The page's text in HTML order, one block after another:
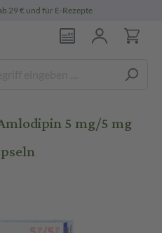
29 € und für E-Rezepte
5 mg/5 mg